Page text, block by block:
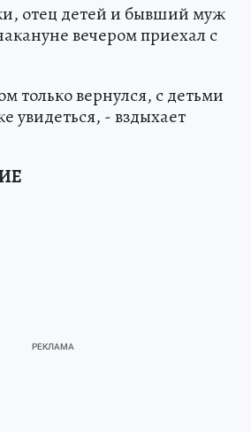
отец детей и бывший муж
вечером приехал с
только вернулся, с детьми
увидеться, - вздыхает